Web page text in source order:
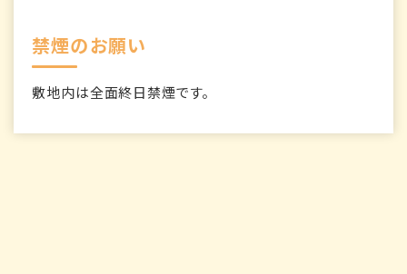
禁煙のお願い
敷地内は全面終日禁煙です。